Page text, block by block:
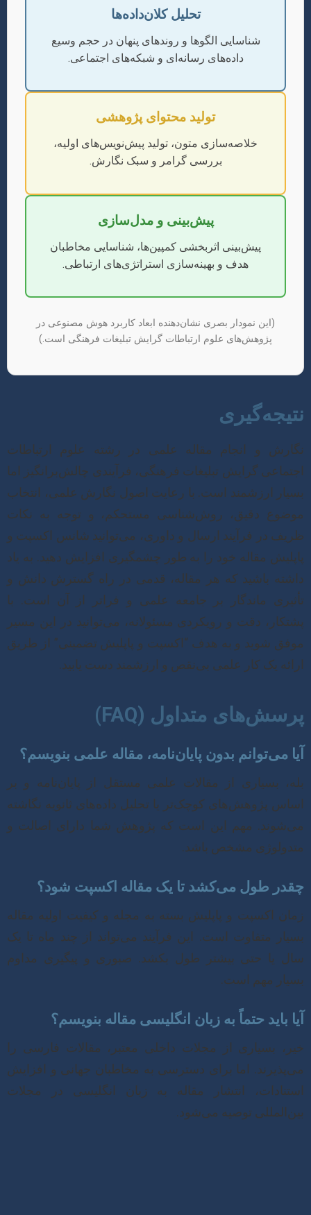
تحلیل کلان‌داده‌ها
شناسایی الگوها و روندهای پنهان در حجم وسیع
داده‌های رسانه‌ای و شبکه‌های اجتماعی.
تولید محتوای پژوهشی
خلاصه‌سازی متون، تولید پیش‌نویس‌های اولیه،
بررسی گرامر و سبک نگارش.
پیش‌بینی و مدل‌سازی
پیش‌بینی اثربخشی کمپین‌ها، شناسایی مخاطبان
هدف و بهینه‌سازی استراتژی‌های ارتباطی.
(این نمودار بصری نشان‌دهنده ابعاد کاربرد هوش مصنوعی در
پژوهش‌های علوم ارتباطات گرایش تبلیغات فرهنگی است.)
نتیجه‌گیری
نگارش و انجام مقاله علمی در رشته علوم ارتباطات
اجتماعی گرایش تبلیغات فرهنگی، فرآیندی چالش‌برانگیز اما
بسیار ارزشمند است. با رعایت اصول نگارش علمی، انتخاب
موضوع دقیق، روش‌شناسی مستحکم، و توجه به نکات
ظریف در فرآیند ارسال و داوری، می‌توانید شانس اکسپت و
پاپلیش مقاله خود را به طور چشمگیری افزایش دهید. به یاد
داشته باشید که هر مقاله، قدمی در راه گسترش دانش و
تأثیری ماندگار بر جامعه علمی و فراتر از آن است. با
پشتکار، دقت و رویکردی مسئولانه، می‌توانید در این مسیر
موفق شوید و به هدف “اکسپت و پاپلیش تضمینی” از طریق
ارائه یک کار علمی بی‌نقص و ارزشمند دست یابید.
پرسش‌های متداول (FAQ)
آیا می‌توانم بدون پایان‌نامه، مقاله علمی بنویسم؟
بله، بسیاری از مقالات علمی مستقل از پایان‌نامه و بر
اساس پژوهش‌های کوچک‌تر یا تحلیل داده‌های ثانویه نگاشته
می‌شوند. مهم این است که پژوهش شما دارای اصالت و
متدولوژی مشخص باشد.
چقدر طول می‌کشد تا یک مقاله اکسپت شود؟
زمان اکسپت و پاپلیش بسته به مجله و کیفیت اولیه مقاله
بسیار متفاوت است. این فرآیند می‌تواند از چند ماه تا یک
سال یا حتی بیشتر طول بکشد. صبوری و پیگیری مداوم
بسیار مهم است.
آیا باید حتماً به زبان انگلیسی مقاله بنویسم؟
خیر، بسیاری از مجلات داخلی معتبر، مقالات فارسی را
می‌پذیرند. اما برای دسترسی به مخاطبان جهانی و افزایش
استنادات، انتشار مقاله به زبان انگلیسی در مجلات
بین‌المللی توصیه می‌شود.